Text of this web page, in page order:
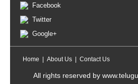
Facebook
Twitter
Google+
Home About Us Contact Us
All rights reserved by